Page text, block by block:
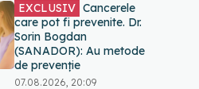
EXCLUSIV Cancerele
care pot fi prevenite. Dr.
Sorin Bogdan
(SANADOR): Au metode
de prevenție
07.08.2026, 20:09